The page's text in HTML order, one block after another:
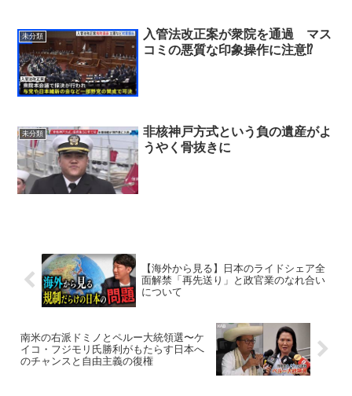
未分類
入管法改正案が衆院を通過 マス
コミの悪質な印象操作に注意⁉
未分類
非核神戸方式という負の遺産がよ
うやく骨抜きに
【海外から見る】日本のライドシェア全
面解禁「再先送り」と政官業のなれ合い
について
南米の右派ドミノとペルー大統領選〜ケ
イコ・フジモリ氏勝利がもたらす日本へ
のチャンスと自由主義の復権